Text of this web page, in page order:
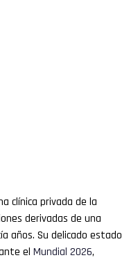
clínica privada de la
derivadas de una
años. Su delicado estado
el Mundial 2026,